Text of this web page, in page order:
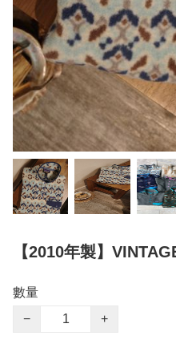
【2010年製】
數量
−
+